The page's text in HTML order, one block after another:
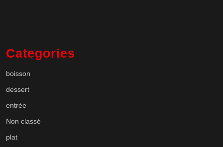
Categories
boisson
dessert
entrée
Non classé
plat